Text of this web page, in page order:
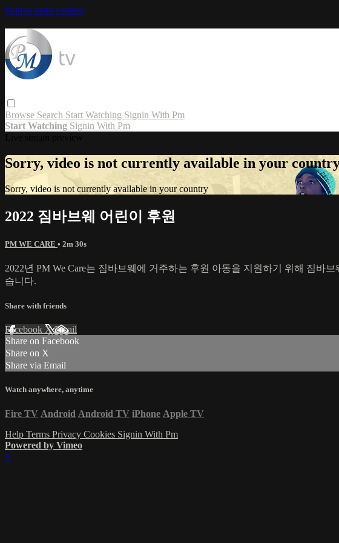
Skip to main content
Browse Search Start Watching Signin With Pm
Start Watching Signin With Pm
Sorry, video is not currently available in your
Sorry, video is not currently available in your country
2022 짐바브웨 어린이 후원
PM WE CARE • 2m 30s
2022년 PM We Care는 짐바브웨에 거주하는 후원 아동을 지원하기 위해 짐
습니다.
Share with friends
Facebook XEmail
Share on Facebook
Share on X
Share via Email
Watch anywhere, anytime
Fire TV Android Android TV iPhone Apple TV
Help Terms Privacy Cookies Signin With Pm
Powered by Vimeo
×